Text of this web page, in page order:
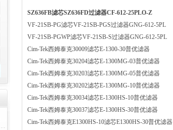
SZ636FB滤芯SZ636FD过滤器CF-612-25PLO-Z
VF-21SB-PG滤芯VF-21SB-PGS过滤器GNG-612-5PL
VF-21SB-PGWP滤芯VF-21SB-S过滤器GNG-612-5PL
Cim-Tek西姆泰克30009滤芯E-1300-30普优滤器
Cim-Tek西姆泰克30204滤芯E-1300MG-03普优滤器
Cim-Tek西姆泰克30203滤芯E-1300MG-05普优滤器
Cim-Tek西姆泰克30202滤芯E-1300MG-10普优滤器
Cim-Tek西姆泰克30034滤芯E-1300HS-10普优滤器
Cim-Tek西姆泰克30037滤芯E-1300HS-30普优滤器
Cim-Tek西姆泰克E1300HS-10滤芯E1300HS-30普优滤器